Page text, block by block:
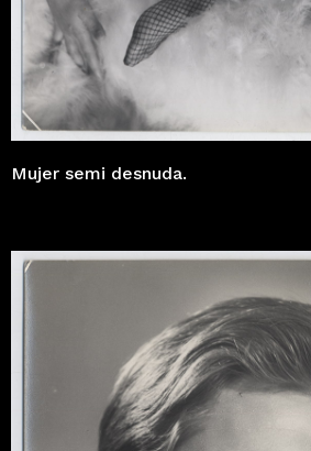
Mujer semi desnuda.